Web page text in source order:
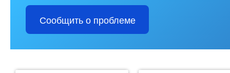
Сообщить о проблеме